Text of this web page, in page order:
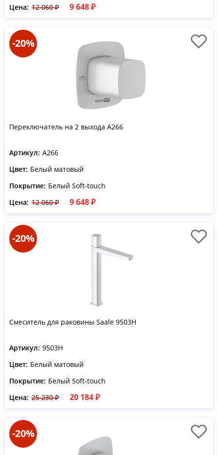
Цена: 12 060 ₽ 9 648 ₽
-20%
Переключатель на 2 выхода A266
Артикул: A266
Цвет: Белый матовый
Покрытие: Белый Soft-touch
Цена: 12 060 ₽ 9 648 ₽
-20%
Смеситель для раковины Saale 9503H
Артикул: 9503H
Цвет: Белый матовый
Покрытие: Белый Soft-touch
Цена: 25 230 ₽ 20 184 ₽
-20%